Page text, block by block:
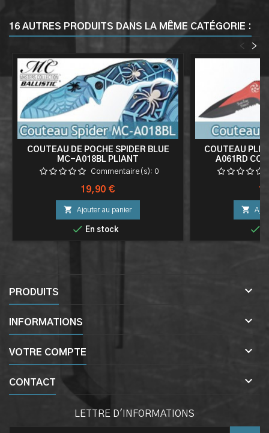
16 AUTRES PRODUITS DANS LA MÊME CATÉGORIE :
>
<
COUTEAU DE POCHE SPIDER BLUE
MC-A018BL PLIANT
Commentaire(s): 0
Prix
19,90 €
 Ajouter au panier
 En stock
COUTEAU
A061RD


PRODUITS 
INFORMATIONS 
VOTRE COMPTE 
CONTACT 
LETTRE D'INFORMATIONS